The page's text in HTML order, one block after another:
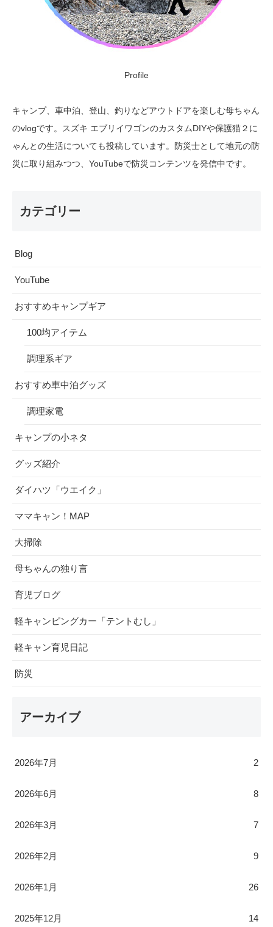
Profile
キャンプ、車中泊、登山、釣りなどアウトドアを楽しむ母ちゃん
のvlogです。スズキ エブリイワゴンのカスタムDIYや保護猫２に
ゃんとの生活についても投稿しています。防災士として地元の防
災に取り組みつつ、YouTubeで防災コンテンツを発信中です。
カテゴリー
Blog
YouTube
おすすめキャンプギア
100均アイテム
調理系ギア
おすすめ車中泊グッズ
調理家電
キャンプの小ネタ
グッズ紹介
ダイハツ「ウエイク」
ママキャン！MAP
大掃除
母ちゃんの独り言
育児ブログ
軽キャンピングカー「テントむし」
軽キャン育児日記
防災
アーカイブ
2026年7月 2
2026年6月 8
2026年3月 7
2026年2月 9
2026年1月 26
2025年12月 14